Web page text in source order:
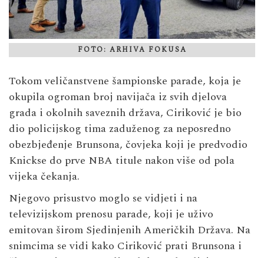
FOTO: ARHIVA FOKUSA
Tokom veličanstvene šampionske parade, koja je
okupila ogroman broj navijača iz svih djelova
grada i okolnih saveznih država, Ciriković je bio
dio policijskog tima zaduženog za neposredno
obezbjeđenje Brunsona, čovjeka koji je predvodio
Knickse do prve NBA titule nakon više od pola
vijeka čekanja.
Njegovo prisustvo moglo se vidjeti i na
televizijskom prenosu parade, koji je uživo
emitovan širom Sjedinjenih Američkih Država. Na
snimcima se vidi kako Ciriković prati Brunsona i